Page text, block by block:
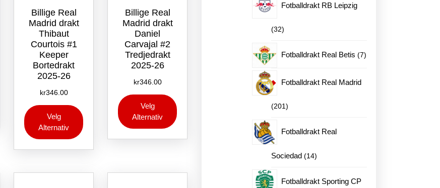
Billige Real
Madrid drakt
Thibaut
Courtois #1
Keeper
Bortedrakt
2025-26
kr346.00
Velg
Alternativ
produktet
har
varianter.
kan
Billige Real
Madrid drakt
Daniel
Carvajal #2
Tredjedrakt
2025-26
kr346.00
Velg
Alternativ
produktet
har
varianter.
velges
Fotballdrakt RB Leipzig
3232
produkter
Fotballdrakt Real Betis 77
Fotballdrakt Real Madrid
201201
produkter
Fotballdrakt Real
Sociedad 1414
Fotballdrakt Sporting CP